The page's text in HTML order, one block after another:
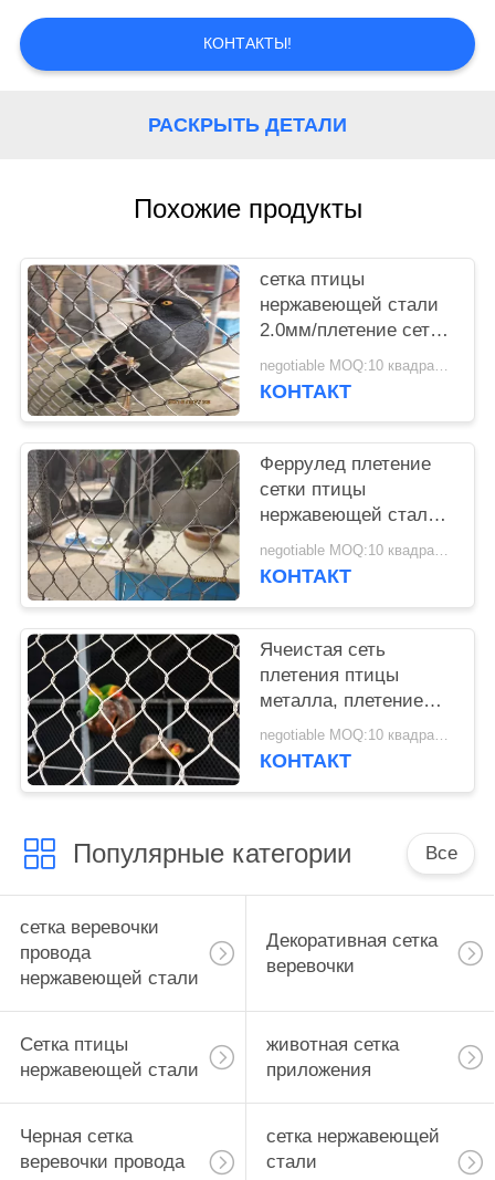
КОНТАКТЫ!
РАСКРЫТЬ ДЕТАЛИ
Похожие продукты
сетка птицы
нержавеющей стали
2.0мм/плетение сетки
Авяры с диаметром
провода 1.2мм-3.2мм
negotiable MOQ:10 квадратных метров
КОНТАКТ
Феррулед плетение
сетки птицы
нержавеющей стали
провода Авяры для
предохранения от
negotiable MOQ:10 квадратных метров
КОНТАКТ
Ячеистая сеть
плетения птицы
металла, плетение
птицы 1.2мм гибкой
сплетенное
negotiable MOQ:10 квадратных метров
КОНТАКТ
Популярные категории Все
сетка веревочки
провода
нержавеющей стали
Декоративная сетка
веревочки
Сетка птицы
нержавеющей стали
животная сетка
приложения
Черная сетка
веревочки провода
сетка нержавеющей
стали